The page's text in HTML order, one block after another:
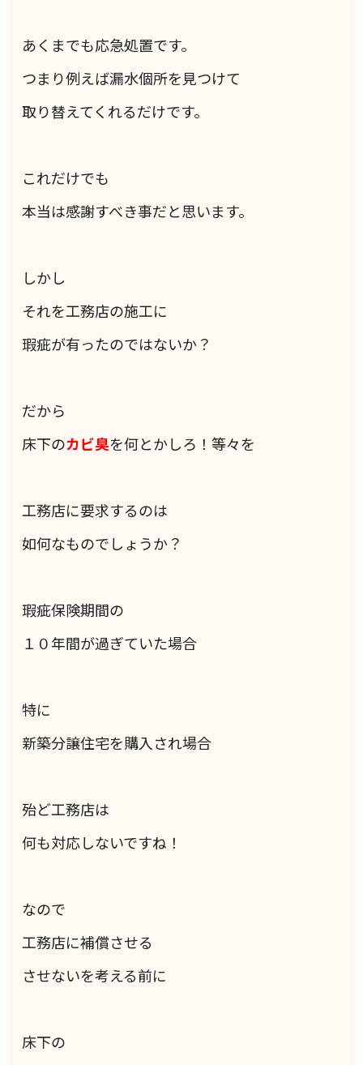
あくまでも応急処置です。
つまり例えば漏水個所を見つけて
取り替えてくれるだけです。
これだけでも
本当は感謝すべき事だと思います。
しかし
それを工務店の施工に
瑕疵が有ったのではないか？
だから
床下のカビ臭を何とかしろ！等々を
工務店に要求するのは
如何なものでしょうか？
瑕疵保険期間の
１０年間が過ぎていた場合
特に
新築分譲住宅を購入され場合
殆ど工務店は
何も対応しないですね！
なので
工務店に補償させる
させないを考える前に
床下の